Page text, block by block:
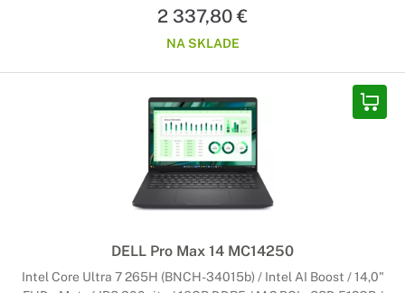
2 337,80 €
NA SKLADE
DELL Pro Max 14 MC14250
Intel Core Ultra 7 265H (BNCH-34015b) / Intel AI Boost / 14,0"